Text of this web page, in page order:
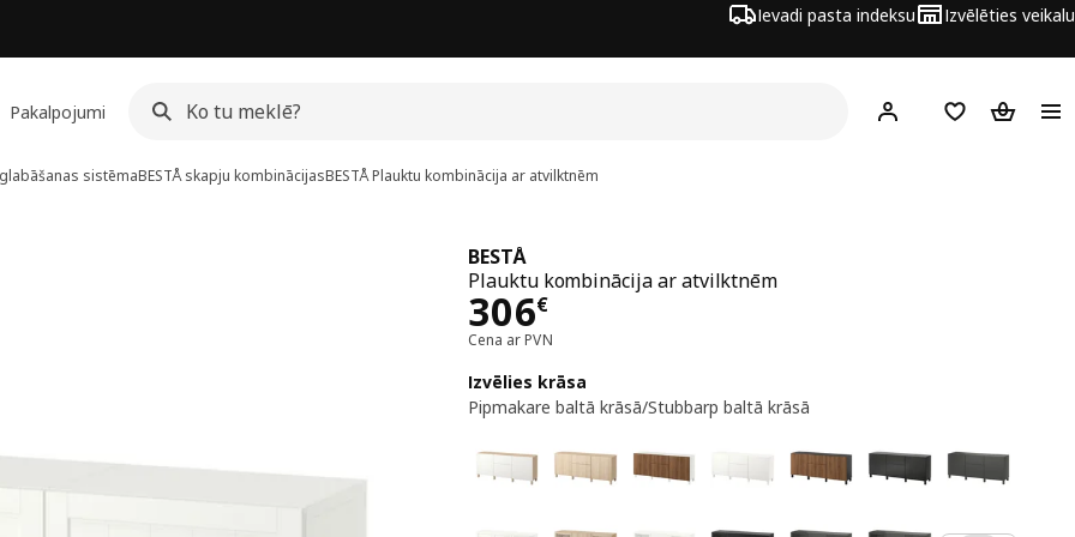
Ievadi pasta indeksu Izvēlēties veikalu
Pakalpojumi Hej! Pierakstīties
PirkumuPirkumu
sistēmaBESTÅ skapju kombinācijasBESTÅPlauktu kombinācija ar atvilktnēm
BESTÅ
Plauktu kombinācija ar atvilktnēm
306€
Cena 306€
Cena ar PVN
Izvēlies krāsa
Pipmakare baltā krāsā/Stubbarp baltā krāsā